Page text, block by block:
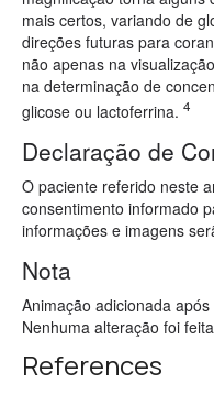
mais certos, variando de
direções futuras para
não apenas na
na determinação de
glicose ou lactoferrina. 4
Declaração de
O paciente referido neste
consentimento informado
informações e imagens
Nota
Animação adicionada
Nenhuma alteração foi
References